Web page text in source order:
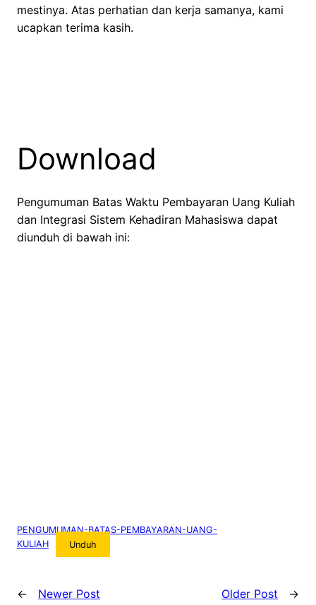
mestinya. Atas perhatian dan kerja samanya, kami
ucapkan terima kasih.
Download
Pengumuman Batas Waktu Pembayaran Uang Kuliah
dan Integrasi Sistem Kehadiran Mahasiswa dapat
diunduh di bawah ini:
PENGUMUMAN-BATAS-PEMBAYARAN-UANG-
KULIAH
Unduh
← Newer Post Older Post →